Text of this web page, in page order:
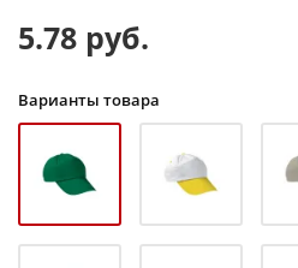
5.78 руб.
Варианты товара